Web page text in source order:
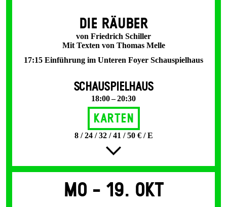
DIE RÄUBER
von Friedrich Schiller
Mit Texten von Thomas Melle
17:15 Einführung im Unteren Foyer Schauspielhaus
SCHAUSPIELHAUS
18:00 – 20:30
Karten
8 / 24 / 32 / 41 / 50 € / E
Mo - 19. Okt